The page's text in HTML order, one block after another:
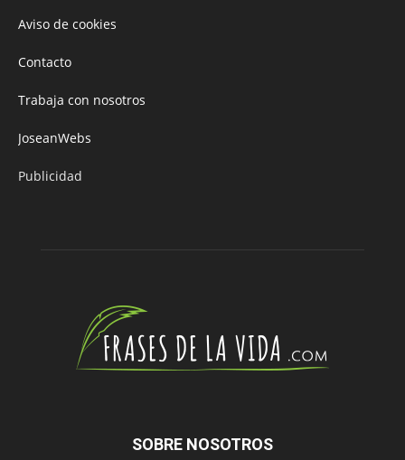
Aviso de cookies
Contacto
Trabaja con nosotros
JoseanWebs
Publicidad
SOBRE NOSOTROS